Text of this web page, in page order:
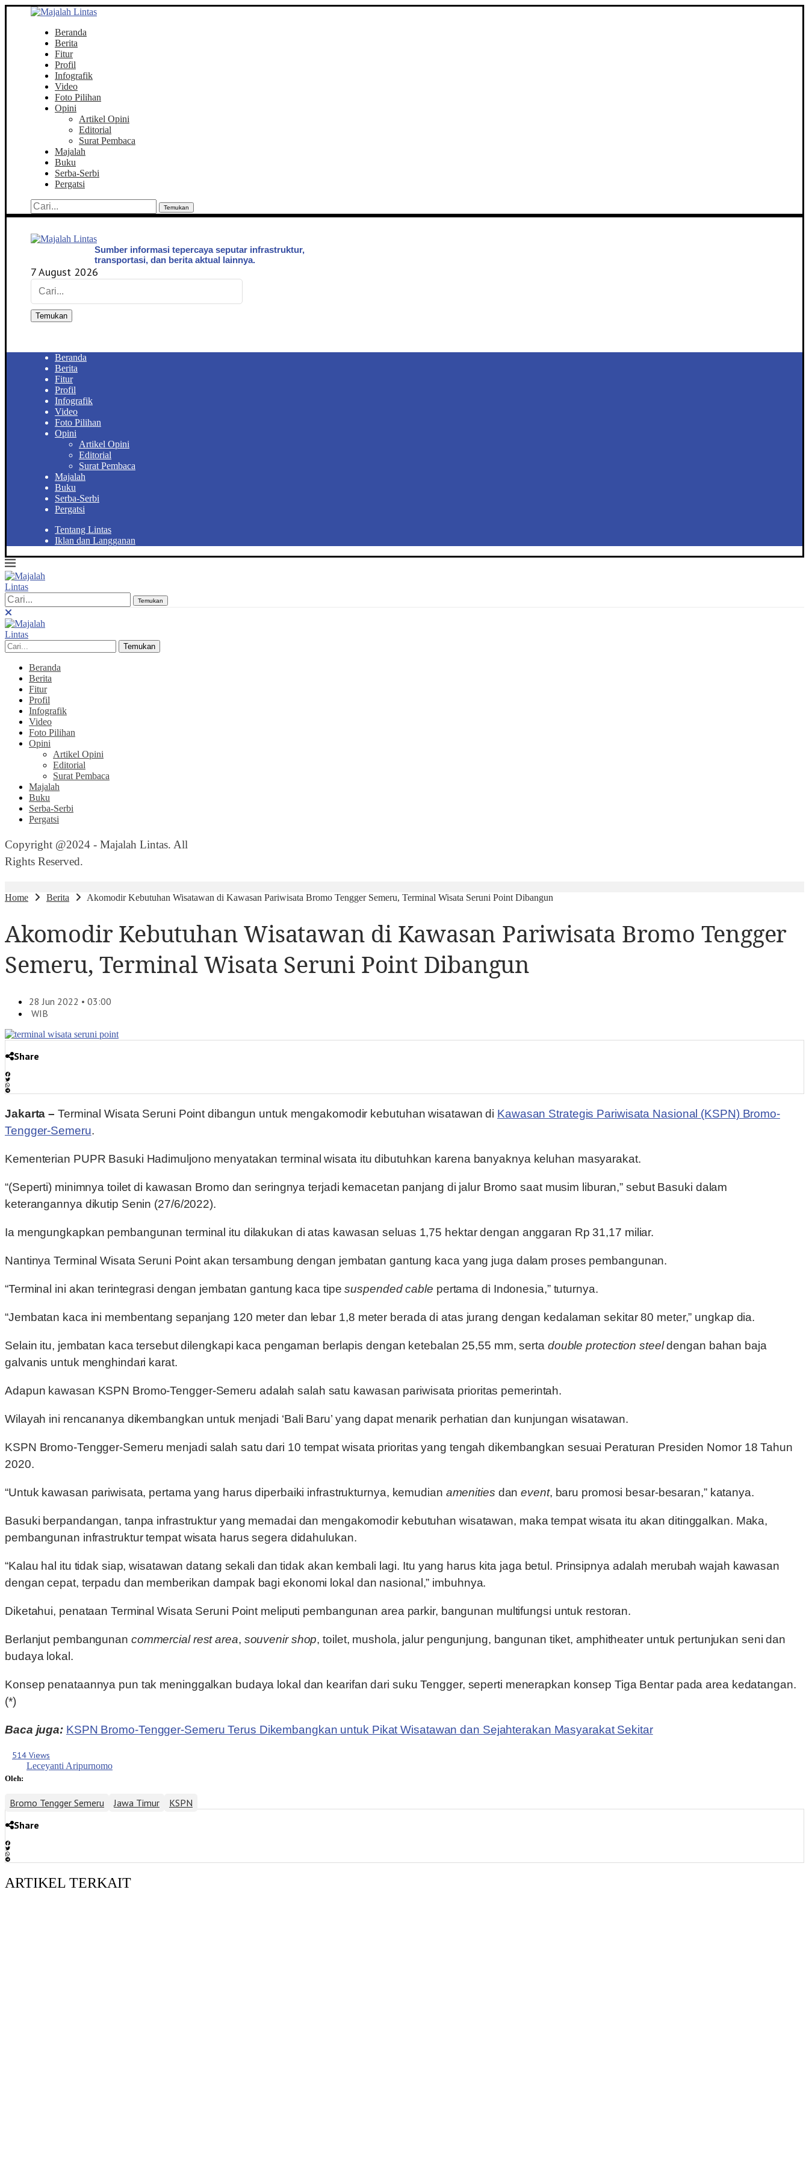
Beranda
Berita
Fitur
Profil
Infografik
Video
Foto Pilihan
Opini
Artikel Opini
Editorial
Surat Pembaca
Majalah
Buku
Serba-Serbi
Pergatsi
Temukan
Sumber informasi tepercaya seputar infrastruktur,
transportasi, dan berita aktual lainnya.
7 August 2026
Temukan
Beranda
Berita
Fitur
Profil
Infografik
Video
Foto Pilihan
Opini
Artikel Opini
Editorial
Surat Pembaca
Majalah
Buku
Serba-Serbi
Pergatsi
Tentang Lintas
Iklan dan Langganan
Temukan
Temukan
Beranda
Berita
Fitur
Profil
Infografik
Video
Foto Pilihan
Opini
Artikel Opini
Editorial
Surat Pembaca
Majalah
Buku
Serba-Serbi
Pergatsi
Copyright @2024 - Majalah Lintas. All
Rights Reserved.
Home Berita Akomodir Kebutuhan Wisatawan di Kawasan Pariwisata Bromo Tengger Semeru, Terminal Wisata Seruni Point Dibangun
Akomodir Kebutuhan Wisatawan di Kawasan Pariwisata Bromo Tengger
Semeru, Terminal Wisata Seruni Point Dibangun
28 Jun 2022 • 03:00
WIB
Share
Jakarta – Terminal Wisata Seruni Point dibangun untuk mengakomodir kebutuhan wisatawan di Kawasan Strategis Pariwisata Nasional (KSPN) Bromo-
Tengger-Semeru.
Kementerian PUPR Basuki Hadimuljono menyatakan terminal wisata itu dibutuhkan karena banyaknya keluhan masyarakat.
“(Seperti) minimnya toilet di kawasan Bromo dan seringnya terjadi kemacetan panjang di jalur Bromo saat musim liburan,” sebut Basuki dalam
keterangannya dikutip Senin (27/6/2022).
Ia mengungkapkan pembangunan terminal itu dilakukan di atas kawasan seluas 1,75 hektar dengan anggaran Rp 31,17 miliar.
Nantinya Terminal Wisata Seruni Point akan tersambung dengan jembatan gantung kaca yang juga dalam proses pembangunan.
“Terminal ini akan terintegrasi dengan jembatan gantung kaca tipesuspended cable pertama di Indonesia,” tuturnya.
“Jembatan kaca ini membentang sepanjang 120 meter dan lebar 1,8 meter berada di atas jurang dengan kedalaman sekitar 80 meter,” ungkap dia.
Selain itu, jembatan kaca tersebut dilengkapi kaca pengaman berlapis dengan ketebalan 25,55 mm, serta double protection steeldengan bahan baja
galvanis untuk menghindari karat.
Adapun kawasan KSPN Bromo-Tengger-Semeru adalah salah satu kawasan pariwisata prioritas pemerintah.
Wilayah ini rencananya dikembangkan untuk menjadi ‘Bali Baru’ yang dapat menarik perhatian dan kunjungan wisatawan.
KSPN Bromo-Tengger-Semeru menjadi salah satu dari 10 tempat wisata prioritas yang tengah dikembangkan sesuai Peraturan Presiden Nomor 18 Tahun
2020.
“Untuk kawasan pariwisata, pertama yang harus diperbaiki infrastrukturnya, kemudian amenities danevent, baru promosi besar-besaran,” katanya.
Basuki berpandangan, tanpa infrastruktur yang memadai dan mengakomodir kebutuhan wisatawan, maka tempat wisata itu akan ditinggalkan. Maka,
pembangunan infrastruktur tempat wisata harus segera didahulukan.
“Kalau hal itu tidak siap, wisatawan datang sekali dan tidak akan kembali lagi. Itu yang harus kita jaga betul. Prinsipnya adalah merubah wajah kawasan
dengan cepat, terpadu dan memberikan dampak bagi ekonomi lokal dan nasional,” imbuhnya.
Diketahui, penataan Terminal Wisata Seruni Point meliputi pembangunan area parkir, bangunan multifungsi untuk restoran.
Berlanjut pembangunan commercial rest area, souvenir shop, toilet, mushola, jalur pengunjung, bangunan tiket, amphitheater untuk pertunjukan seni dan
budaya lokal.
Konsep penataannya pun tak meninggalkan budaya lokal dan kearifan dari suku Tengger, seperti menerapkan konsep Tiga Bentar pada area kedatangan.
(*)
Baca juga: KSPN Bromo-Tengger-Semeru Terus Dikembangkan untuk Pikat Wisatawan dan Sejahterakan Masyarakat Sekitar
514 Views
Oleh:
Leceyanti Aripurnomo
Bromo Tengger Semeru Jawa Timur
KSPN
Share
ARTIKEL TERKAIT